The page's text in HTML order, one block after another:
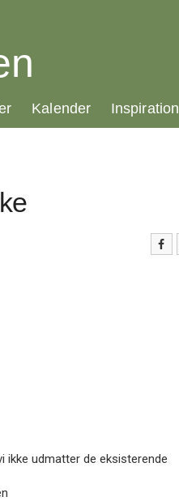
22.0:
Kalender 23.0:
Inspiration
ikke udmatter de eksisterende